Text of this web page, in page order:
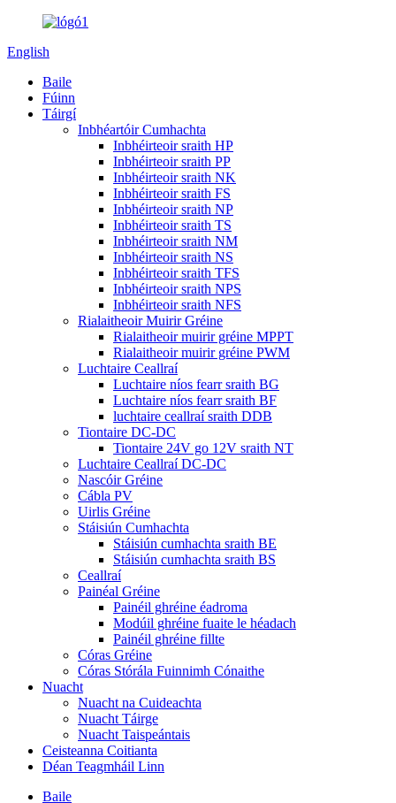
English
Baile
Fúinn
Táirgí
Inbhéartóir Cumhachta
Inbhéirteoir sraith HP
Inbhéirteoir sraith PP
Inbhéirteoir sraith NK
Inbhéirteoir sraith FS
Inbhéirteoir sraith NP
Inbhéirteoir sraith TS
Inbhéirteoir sraith NM
Inbhéirteoir sraith NS
Inbhéirteoir sraith TFS
Inbhéirteoir sraith NPS
Inbhéirteoir sraith NFS
Rialaitheoir Muirir Gréine
Rialaitheoir muirir gréine MPPT
Rialaitheoir muirir gréine PWM
Luchtaire Ceallraí
Luchtaire níos fearr sraith BG
Luchtaire níos fearr sraith BF
luchtaire ceallraí sraith DDB
Tiontaire DC-DC
Tiontaire 24V go 12V sraith NT
Luchtaire Ceallraí DC-DC
Nascóir Gréine
Cábla PV
Uirlis Gréine
Stáisiún Cumhachta
Stáisiún cumhachta sraith BE
Stáisiún cumhachta sraith BS
Ceallraí
Painéal Gréine
Painéil ghréine éadroma
Modúil ghréine fuaite le héadach
Painéil ghréine fillte
Córas Gréine
Córas Stórála Fuinnimh Cónaithe
Nuacht
Nuacht na Cuideachta
Nuacht Táirge
Nuacht Taispeántais
Ceisteanna Coitianta
Déan Teagmháil Linn
Baile